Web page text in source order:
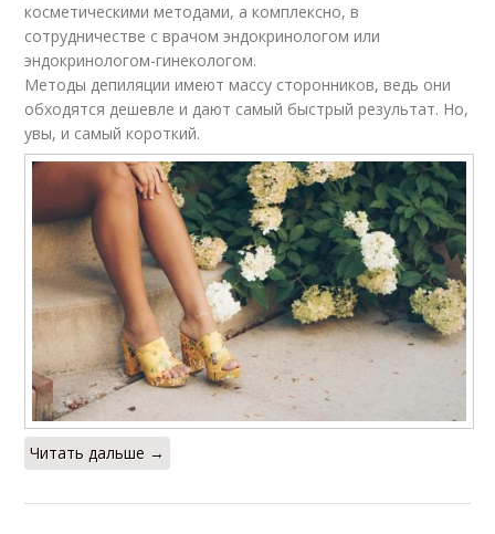
косметическими методами, а комплексно, в
сотрудничестве с врачом эндокринологом или
эндокринологом-гинекологом.
Методы депиляции имеют массу сторонников, ведь они
обходятся дешевле и дают самый быстрый результат. Но,
увы, и самый короткий.
Читать дальше →